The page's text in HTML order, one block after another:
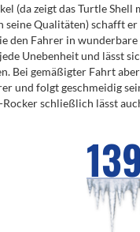
(da zeigt das Turtle Shell
seine Qualitäten) schafft
den Fahrer in
Unebenheit und lässt
Bei gemäßigter Fahrt
und folgt geschmeidig
Rocker schließlich lässt